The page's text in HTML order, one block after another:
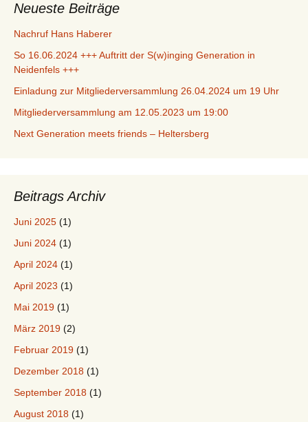
Neueste Beiträge
Nachruf Hans Haberer
So 16.06.2024 +++ Auftritt der S(w)inging Generation in
Neidenfels +++
Einladung zur Mitgliederversammlung 26.04.2024 um 19 Uhr
Mitgliederversammlung am 12.05.2023 um 19:00
Next Generation meets friends – Heltersberg
Beitrags Archiv
Juni 2025 (1)
Juni 2024 (1)
April 2024 (1)
April 2023 (1)
Mai 2019 (1)
März 2019 (2)
Februar 2019 (1)
Dezember 2018 (1)
September 2018 (1)
August 2018 (1)